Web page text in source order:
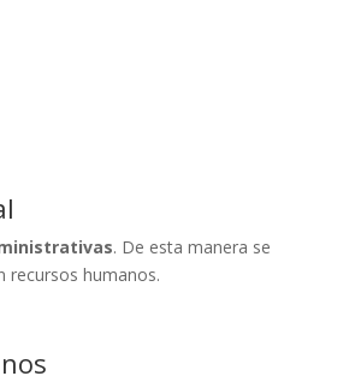
. De esta manera se
recursos humanos.